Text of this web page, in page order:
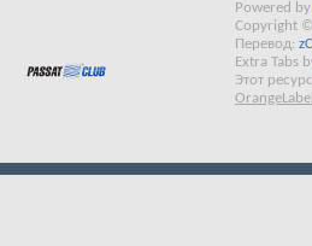
Powered by
Copyright
Перевод:
Extra Tabs
Этот